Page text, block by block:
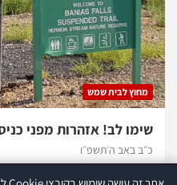
מחוץ לבית שמש
שימו לב! אזהרות מפני
כ״ב באב ה׳תשפ״ו